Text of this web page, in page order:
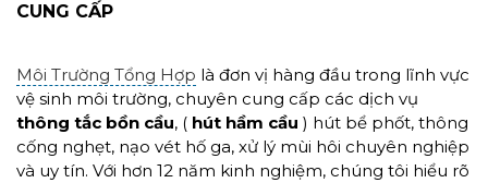
CUNG CẤP
Môi Trường Tổng Hợp là đơn vị hàng đầu trong lĩnh vực
vệ sinh môi trường, chuyên cung cấp các dịch vụ
thông tắc bồn cầu, ( hút hầm cầu ) hút bể phốt, thông
cống nghẹt, nạo vét hố ga, xử lý mùi hôi chuyên nghiệp
và uy tín. Với hơn 12 năm kinh nghiệm, chúng tôi hiểu rõ